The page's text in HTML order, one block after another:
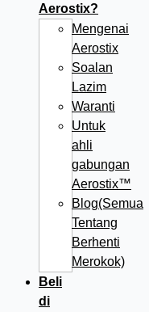
Aerostix?
Mengenai
Aerostix
Soalan
Lazim
Waranti
Untuk
ahli
gabungan
Aerostix™
Blog(Semua
Tentang
Berhenti
Merokok)
Beli
di